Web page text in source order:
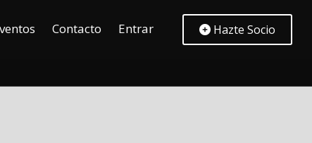
Contacto Entrar Hazte Socio